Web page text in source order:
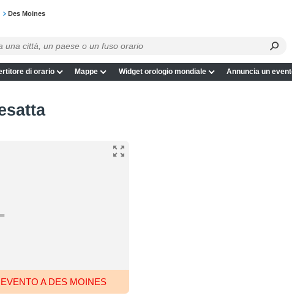
Des Moines
di orario Mappe Widget orologio mondiale Annuncia un
A DES MOINES